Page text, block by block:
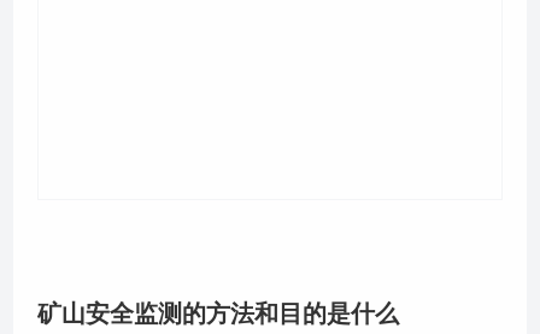
矿山安全监测的方法和目的是什么